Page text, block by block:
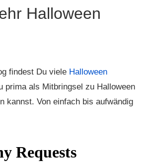
Halloween
findest Du viele Halloween
prima als Mitbringsel zu Halloween
kannst. Von einfach bis aufwändig